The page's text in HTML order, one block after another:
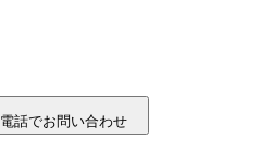
電話でお問い合わせ